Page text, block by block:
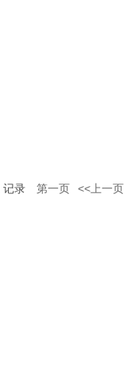
记录 第一页 <<上一页